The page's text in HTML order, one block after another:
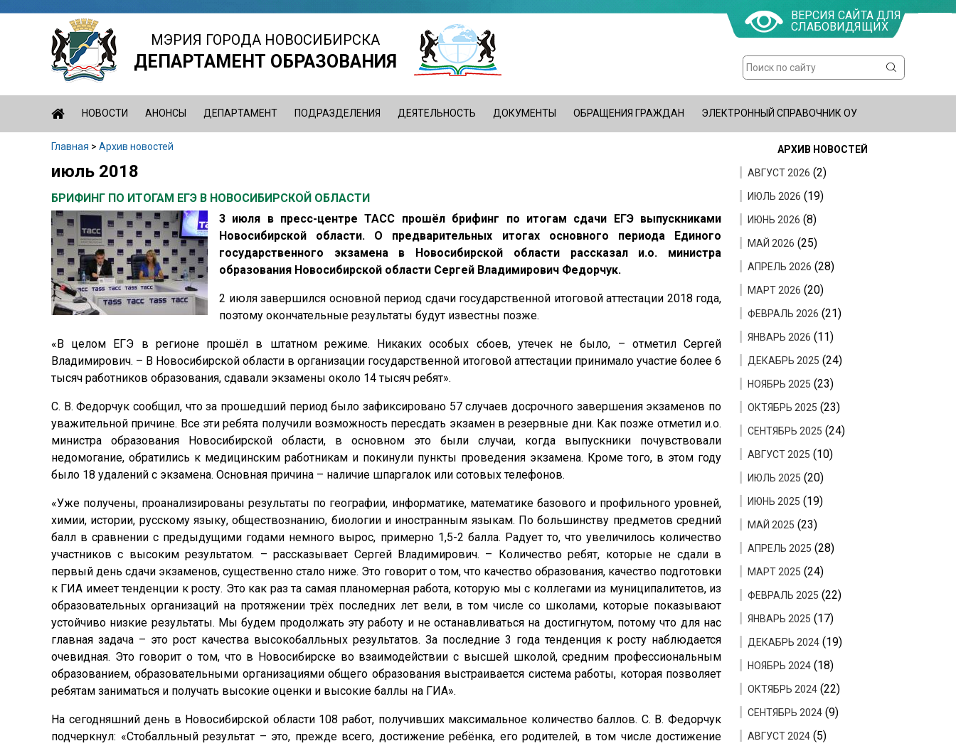
Jump
МЭРИЯ ГОРОДА НОВОСИБИРСКА
ДЕПАРТАМЕНТ ОБРАЗОВАНИЯ
Форма
поиска
Поиск
ВЕРСИЯ САЙТА ДЛЯ
СЛАБОВИДЯЩИХ
НОВОСТИ АНОНСЫ ДЕПАРТАМЕНТ ПОДРАЗДЕЛЕНИЯ ДЕЯТЕЛЬНОСТЬ ДОКУМЕНТЫ ОБРАЩЕНИЯ ГРАЖДАН ЭЛЕКТРОННЫЙ СПРАВОЧНИК ОУ
здесь
Главная > Архив новостей
Back
top
июль 2018
БРИФИНГ ПО ИТОГАМ ЕГЭ В НОВОСИБИРСКОЙ ОБЛАСТИ
3 июля в пресс-центре ТАСС прошёл брифинг по итогам сдачи ЕГЭ выпускниками
Новосибирской области. О предварительных итогах основного периода Единого
государственного экзамена в Новосибирской области рассказал и.о. министра
образования Новосибирской области Сергей Владимирович Федорчук.
2 июля завершился основной период сдачи государственной итоговой аттестации 2018 года,
поэтому окончательные результаты будут известны позже.
«В целом ЕГЭ в регионе прошёл в штатном режиме. Никаких особых сбоев, утечек не было, – отметил Сергей
Владимирович. – В Новосибирской области в организации государственной итоговой аттестации принимало участие более 6
тысяч работников образования, сдавали экзамены около 14 тысяч ребят».
С. В. Федорчук сообщил, что за прошедший период было зафиксировано 57 случаев досрочного завершения экзаменов по
уважительной причине. Все эти ребята получили возможность пересдать экзамен в резервные дни. Как позже отметил и.о.
министра образования Новосибирской области, в основном это были случаи, когда выпускники почувствовали
недомогание, обратились к медицинским работникам и покинули пункты проведения экзамена. Кроме того, в этом году
было 18 удалений с экзамена. Основная причина – наличие шпаргалок или сотовых телефонов.
«Уже получены, проанализированы результаты по географии, информатике, математике базового и профильного уровней,
химии, истории, русскому языку, обществознанию, биологии и иностранным языкам. По большинству предметов средний
балл в сравнении с предыдущими годами немного вырос, примерно 1,5-2 балла. Радует то, что увеличилось количество
участников с высоким результатом. – рассказывает Сергей Владимирович. – Количество ребят, которые не сдали в
первый день сдачи экзаменов, существенно стало ниже. Это говорит о том, что качество образования, качество подготовки
к ГИА имеет тенденции к росту. Это как раз та самая планомерная работа, которую мы с коллегами из муниципалитетов, из
образовательных организаций на протяжении трёх последних лет вели, в том числе со школами, которые показывают
устойчиво низкие результаты. Мы будем продолжать эту работу и не останавливаться на достигнутом, потому что для нас
главная задача – это рост качества высокобалльных результатов. За последние 3 года тенденция к росту наблюдается
очевидная. Это говорит о том, что в Новосибирске во взаимодействии с высшей школой, средним профессиональным
образованием, образовательными организациями общего образования выстраивается система работы, которая позволяет
ребятам заниматься и получать высокие оценки и высокие баллы на ГИА».
На сегодняшний день в Новосибирской области 108 работ, получивших максимальное количество баллов. С. В. Федорчук
подчеркнул: «Стобалльный результат – это, прежде всего, достижение ребёнка, его родителей, в том числе достижение
АРХИВ НОВОСТЕЙ
АВГУСТ 2026 (2)
ИЮЛЬ 2026 (19)
ИЮНЬ 2026 (8)
МАЙ 2026 (25)
АПРЕЛЬ 2026 (28)
МАРТ 2026 (20)
ФЕВРАЛЬ 2026 (21)
ЯНВАРЬ 2026 (11)
ДЕКАБРЬ 2025 (24)
НОЯБРЬ 2025 (23)
ОКТЯБРЬ 2025 (23)
СЕНТЯБРЬ 2025 (24)
АВГУСТ 2025 (10)
ИЮЛЬ 2025 (20)
ИЮНЬ 2025 (19)
МАЙ 2025 (23)
АПРЕЛЬ 2025 (28)
МАРТ 2025 (24)
ФЕВРАЛЬ 2025 (22)
ЯНВАРЬ 2025 (17)
ДЕКАБРЬ 2024 (19)
НОЯБРЬ 2024 (18)
ОКТЯБРЬ 2024 (22)
СЕНТЯБРЬ 2024 (9)
АВГУСТ 2024 (5)